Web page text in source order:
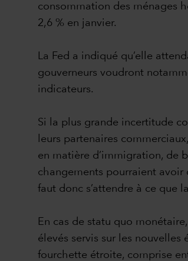
consommation des ménages
2,6 % en janvier.
La Fed a indiqué qu’elle
gouverneurs voudront
indicateurs.
Si la plus grande incertitude
leurs partenaires
en matière d’immigration, de
changements pourraient avoir
faut donc s’attendre à ce que
En cas de statu quo
élevés servis sur les nouvelles
fourchette étroite, comprise